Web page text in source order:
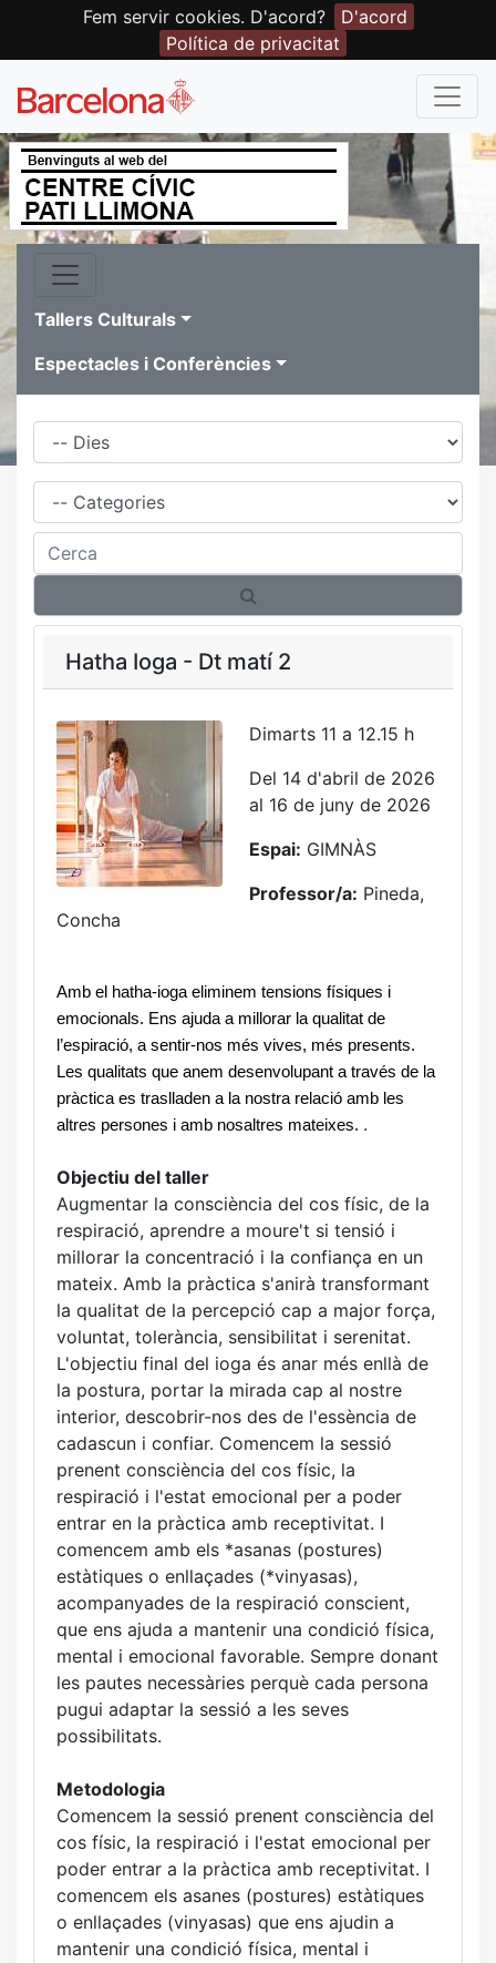
Fem servir cookies. D'acord?
D'acord
Política de privacitat
Tallers Culturals
Espectacles i Conferències
Dies
Família
Cerca
Hatha Ioga - Dt matí 2
Dimarts 11 a 12.15 h
Del 14 d'abril de 2026
al 16 de juny de 2026
Espai: GIMNÀS
Professor/a: Pineda,
Concha
Amb el hatha-ioga eliminem tensions físiques i
emocionals. Ens ajuda a millorar la qualitat de
l’espiració, a sentir-nos més vives, més presents.
Les qualitats que anem desenvolupant a través de la
pràctica es traslladen a la nostra relació amb les
altres persones i amb nosaltres mateixes. .
Objectiu del taller
Augmentar la consciència del cos físic, de la
respiració, aprendre a moure't si tensió i
millorar la concentració i la confiança en un
mateix. Amb la pràctica s'anirà transformant
la qualitat de la percepció cap a major força,
voluntat, tolerància, sensibilitat i serenitat.
L'objectiu final del ioga és anar més enllà de
la postura, portar la mirada cap al nostre
interior, descobrir-nos des de l'essència de
cadascun i confiar. Comencem la sessió
prenent consciència del cos físic, la
respiració i l'estat emocional per a poder
entrar en la pràctica amb receptivitat. I
comencem amb els *asanas (postures)
estàtiques o enllaçades (*vinyasas),
acompanyades de la respiració conscient,
que ens ajuda a mantenir una condició física,
mental i emocional favorable. Sempre donant
les pautes necessàries perquè cada persona
pugui adaptar la sessió a les seves
possibilitats.
Metodologia
Comencem la sessió prenent consciència del
cos físic, la respiració i l'estat emocional per
poder entrar a la pràctica amb receptivitat. I
comencem els asanes (postures) estàtiques
o enllaçades (vinyasas) que ens ajudin a
mantenir una condició física, mental i